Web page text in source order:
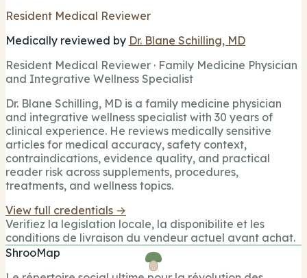
Resident Medical Reviewer
Medically reviewed by Dr. Blane Schilling, MD
Resident Medical Reviewer · Family Medicine Physician
and Integrative Wellness Specialist
Dr. Blane Schilling, MD is a family medicine physician
and integrative wellness specialist with 30 years of
clinical experience. He reviews medically sensitive
articles for medical accuracy, safety context,
contraindications, evidence quality, and practical
reader risk across supplements, procedures,
treatments, and wellness topics.
View full credentials →
Verifiez la legislation locale, la disponibilite et les
conditions de livraison du vendeur actuel avant achat.
ShrooMap